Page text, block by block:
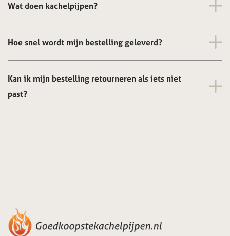
Wat doen kachelpijpen?
Hoe snel wordt mijn bestelling geleverd?
Kan ik mijn bestelling retourneren als iets niet
past?